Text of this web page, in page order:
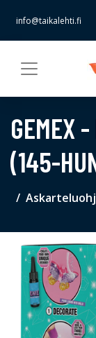
info@taikalehti.fi
GEMEX
(145-